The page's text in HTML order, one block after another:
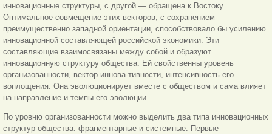
инновационные структуры, с другой — обращена к Востоку.
Оптимальное совмещение этих векторов, с сохранением
преимущественно западной ориентации, способствовало бы усилению
инновационной составляющей российской экономики. Эти
составляющие взаимосвязаны между собой и образуют
инновационную структуру общества. Ей свойственны уровень
организованности, вектор иннова-тивности, интенсивность его
воплощения. Она эволюционирует вместе с обществом и сама влияет
на направление и темпы его эволюции.
По уровню организованности можно выделить два типа инновационных
структур общества: фрагментарные и системные. Первые